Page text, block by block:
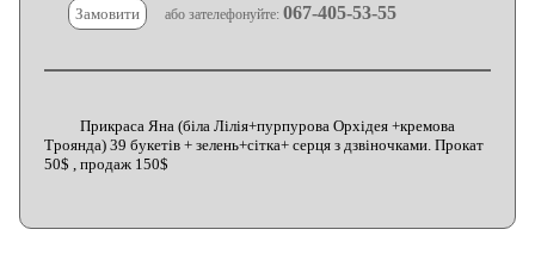
Замовити або зателефонуйте:067-405-53-55
Прикраса Яна (біла Лілія+пурпурова Орхідея +кремова
Троянда) 39 букетів + зелень+сітка+ серця з дзвіночками. Прокат
50$ , продаж 150$